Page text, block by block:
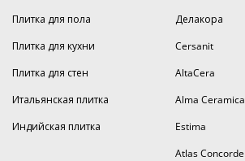
Плитка для пола
Плитка для кухни
Плитка для стен
Итальянская плитка
Индийская плитка
Делакора
Cersanit
AltaCera
Alma Ceramica
Estima
Atlas Concorde